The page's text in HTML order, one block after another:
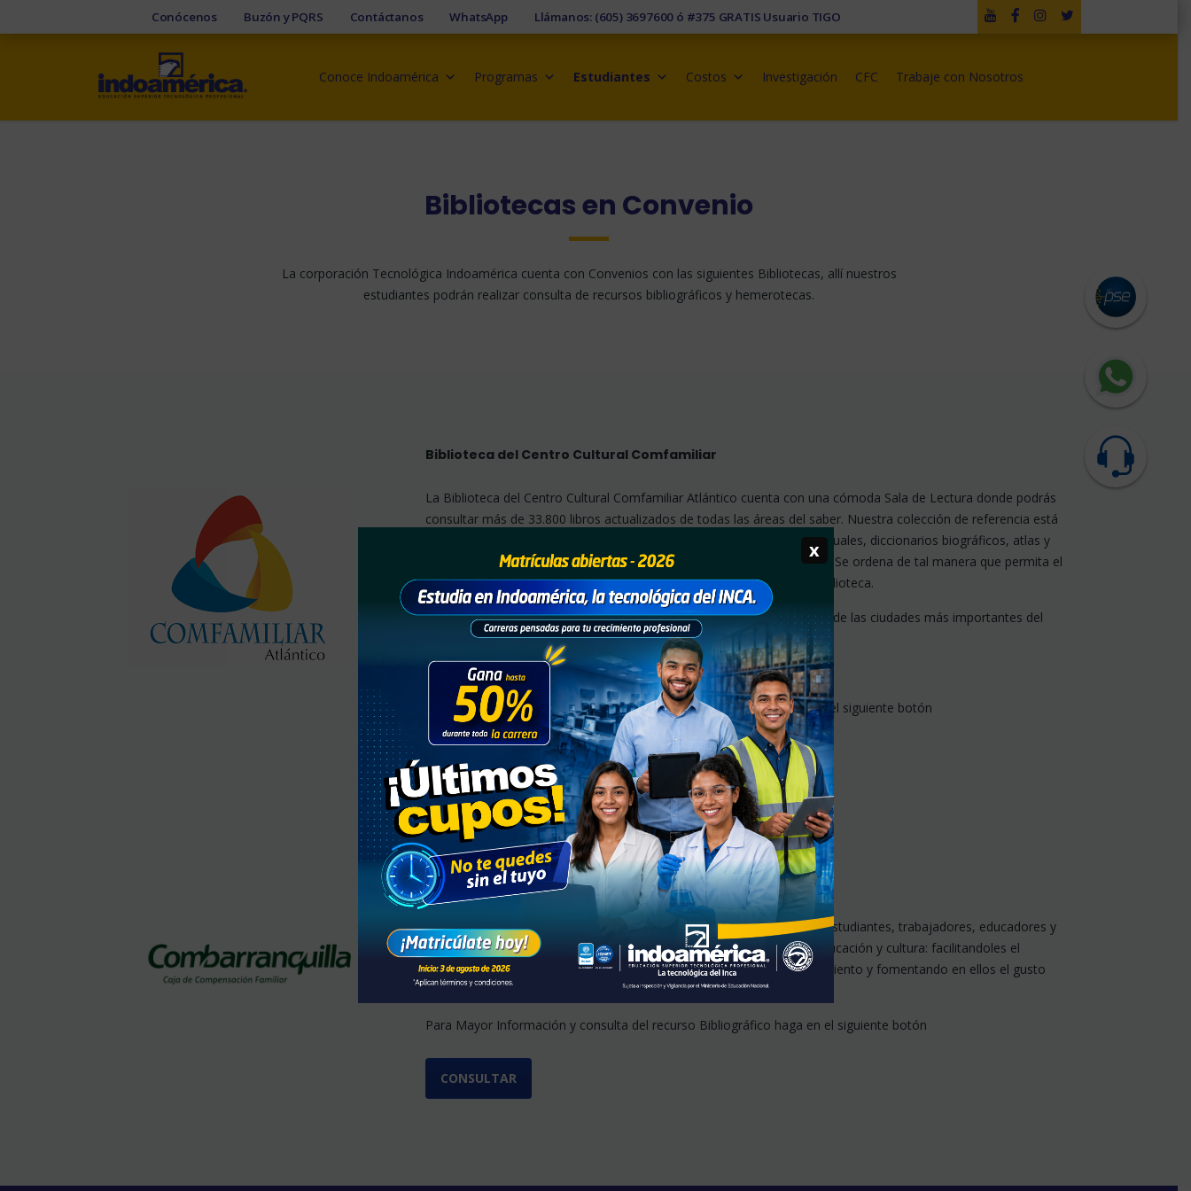
Conócenos Buzón y PQRS Contáctanos WhatsApp Llámanos: (605) 3697600 ó #375 GRATIS Usuario TIGO
Conoce Indoamérica Programas Estudiantes Costos Investigación CFC Trabaje con Nosotros
Bibliotecas en Convenio
La corporación Tecnológica Indoamérica cuenta con Convenios con las siguientes Bibliotecas, allí nuestros
estudiantes podrán realizar consulta de recursos bibliográficos y hemerotecas.
Biblioteca del Centro Cultural Comfamiliar
La Biblioteca del Centro Cultural Comfamiliar Atlántico cuenta con una cómoda Sala de Lectura donde podrás
consultar más de 33.800 libros actualizados de todas las áreas del saber. Nuestra colección de referencia está
conformada por enciclopedias, diccionarios, directorios, anuarios, manuales, diccionarios biográficos, atlas y
otras fuentes que ofrecen información de referencia de rápido acceso. Se ordena de tal manera que permita el
uso adecuado y rápido por parte de los clientes y del personal de la biblioteca.
La Biblioteca cuenta con una Hemeroteca con periódicos y directorios de las ciudades más importantes del
país, además cuenta con revistas nacionales y extranjeras.
Para Mayor Información haga clicAQUÍ
Para Consultar un recurso bibliográfico en esta Biblioteca haga clic en el siguiente botón
CONSULTAR
Biblioteca Combarranquilla
La Biblioteca Combarranquilla tiene como objetivo principal apoyar a estudiantes, trabajadores, educadores y
comunidad en general a satisfacer las necesidades de información, educación y cultura: facilitandoles el
acceso a datos actualizados, guiándonos hacia las fuentes de conocimiento y fomentando en ellos el gusto
por la lectura.
Para Mayor Información y consulta del recurso Bibliográfico haga en el siguiente botón
CONSULTAR
x